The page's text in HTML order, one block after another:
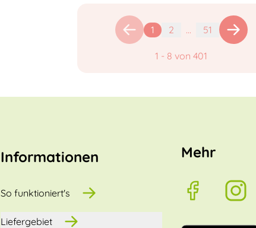
1 2 ... 51
1 - 8 von 401
Informationen
So funktioniert's
Liefergebiet
Mehr